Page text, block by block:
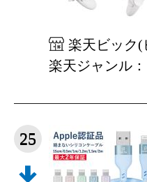
楽天ビック(
楽天ジャンル
25